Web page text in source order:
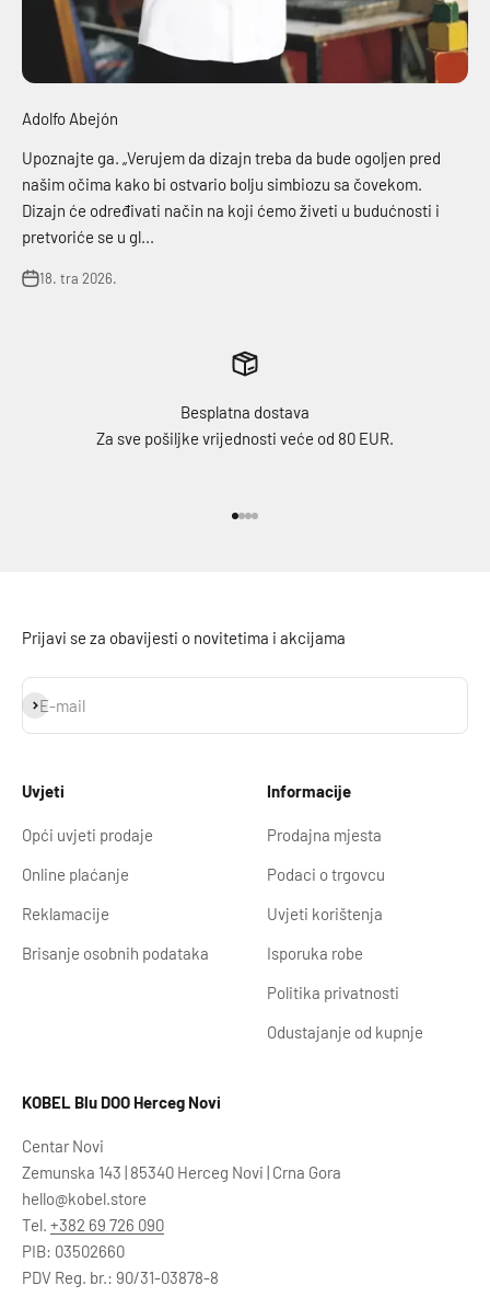
Adolfo Abejón
Upoznajte ga. „Verujem da dizajn treba da bude ogoljen pred
našim očima kako bi ostvario bolju simbiozu sa čovekom.
Dizajn će određivati način na koji ćemo živeti u budućnosti i
pretvoriće se u gl...
18. tra 2026.
Besplatna dostava
Za sve pošiljke vrijednosti veće od 80 EUR.
Prijavi se za obavijesti o novitetima i akcijama
E-mail
Prijavi se
Uvjeti
Opći uvjeti prodaje
Online plaćanje
Reklamacije
Brisanje osobnih podataka
Informacije
Prodajna mjesta
Podaci o trgovcu
Uvjeti korištenja
Isporuka robe
Politika privatnosti
Odustajanje od kupnje
KOBEL Blu DOO Herceg Novi
Centar Novi
Zemunska 143 | 85340 Herceg Novi | Crna Gora
hello@kobel.store
Tel. +382 69 726 090
PIB: 03502660
PDV Reg. br.: 90/31-03878-8